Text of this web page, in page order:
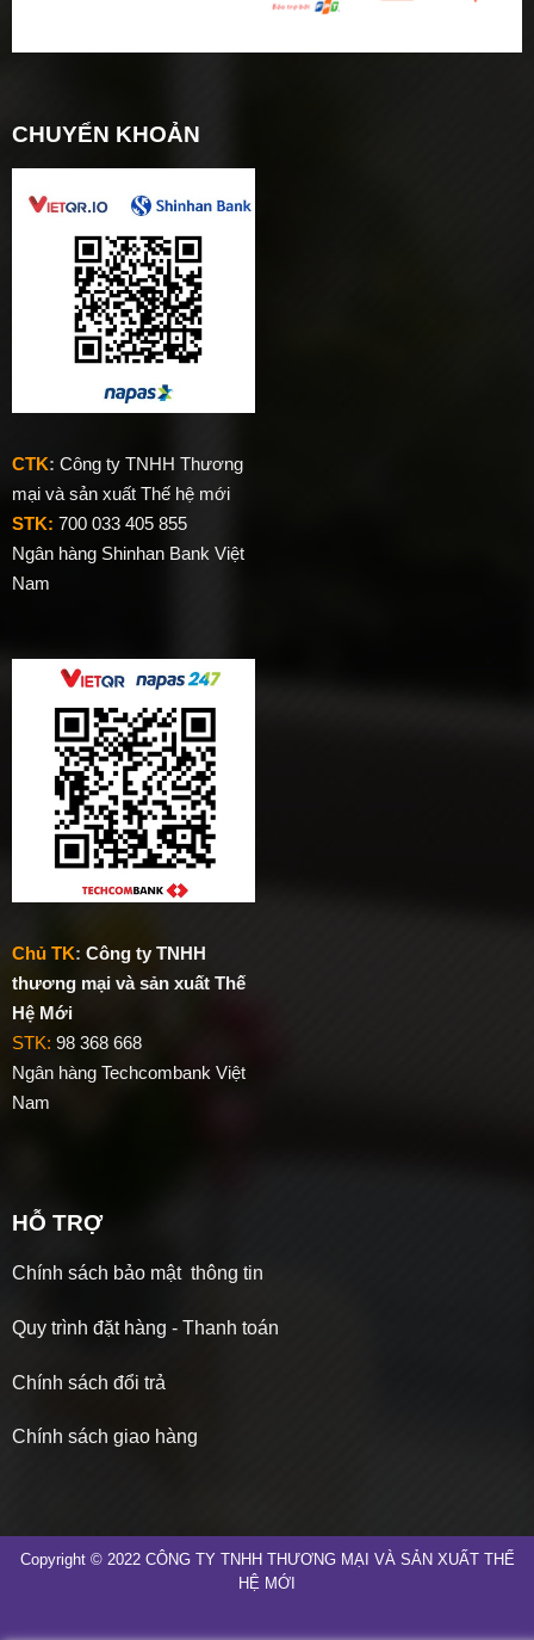
CHUYỂN KHOẢN
CTK: Công ty TNHH Thương
mại và sản xuất Thế hệ mới
STK: 700 033 405 855
Ngân hàng Shinhan Bank Việt
Nam
Chủ TK: Công ty TNHH
thương mại và sản xuất Thế
Hệ Mới
STK: 98 368 668
Ngân hàng Techcombank Việt
Nam
HỖ TRỢ
Chính sách bảo mật thông tin
Quy trình đặt hàng - Thanh toán
Chính sách đổi trả
Chính sách giao hàng
Copyright © 2022 CÔNG TY TNHH THƯƠNG MẠI VÀ SẢN XUẤT THẾ
HỆ MỚI